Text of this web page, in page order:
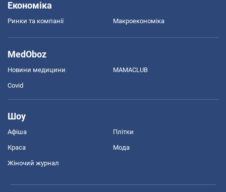
Економіка
Ринки та компанії Макроекономіка
MedOboz
Новини медицини MAMACLUB
Covid
Шоу
Афіша Плітки
Краса Мода
Жіночий журнал